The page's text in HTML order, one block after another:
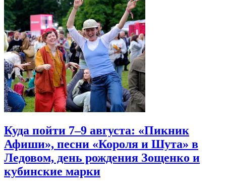
Куда пойти 7–9 августа: «Пикник
Афиши», песни «Короля и Шута» в
Ледовом, день рождения Зощенко и
кубинские марки